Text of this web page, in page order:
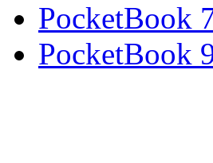
PocketBook
PocketBook